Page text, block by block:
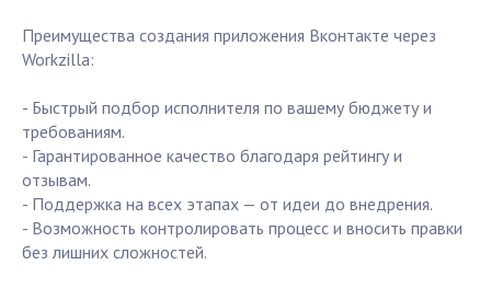
Преимущества создания приложения Вконтакте через
Workzilla:
- Быстрый подбор исполнителя по вашему бюджету и
требованиям.
- Гарантированное качество благодаря рейтингу и
отзывам.
- Поддержка на всех этапах — от идеи до внедрения.
- Возможность контролировать процесс и вносить правки
без лишних сложностей.